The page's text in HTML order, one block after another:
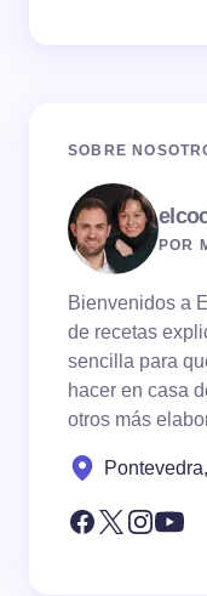
SOBRE
POR
Bienvenidos a
de recetas
sencilla para
hacer en casa
otros más